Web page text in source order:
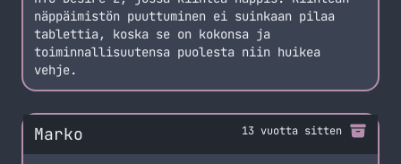
näppäimistön puuttuminen ei suinkaan pilaa
tablettia, koska se on kokonsa ja
toiminnallisuutensa puolesta niin huikea
vehje.
Marko 13 vuotta sitten